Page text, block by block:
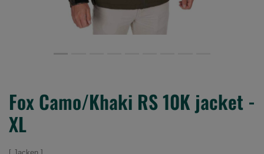
Fox Camo/Khaki RS 10K jacket -
XL